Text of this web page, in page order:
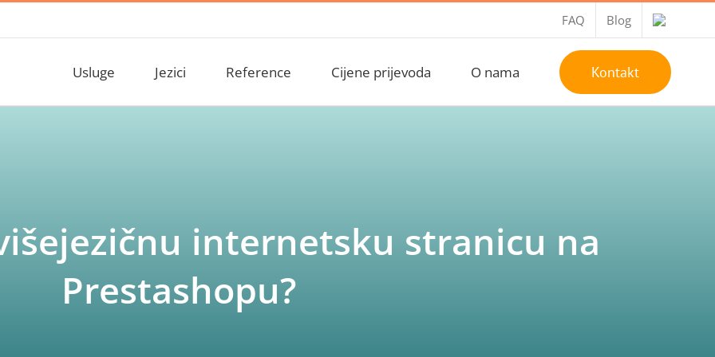
FAQ Blog
Usluge Jezici Reference Cijene prijevoda O nama Kontakt
internetsku stranicu na
Prestashopu?